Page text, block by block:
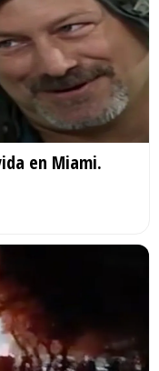
en Miami.